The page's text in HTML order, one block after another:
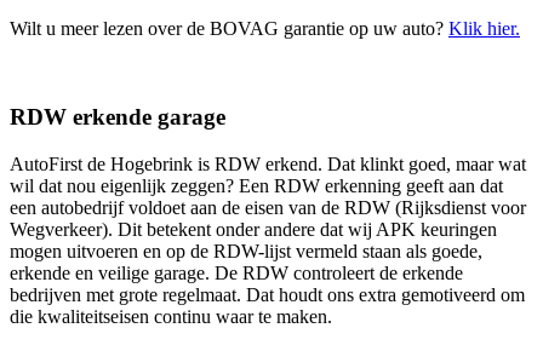
Wilt u meer lezen over de BOVAG garantie op uw auto? Klik hier.
RDW erkende garage
AutoFirst de Hogebrink is RDW erkend. Dat klinkt goed, maar wat
wil dat nou eigenlijk zeggen? Een RDW erkenning geeft aan dat
een autobedrijf voldoet aan de eisen van de RDW (Rijksdienst voor
Wegverkeer). Dit betekent onder andere dat wij APK keuringen
mogen uitvoeren en op de RDW-lijst vermeld staan als goede,
erkende en veilige garage. De RDW controleert de erkende
bedrijven met grote regelmaat. Dat houdt ons extra gemotiveerd om
die kwaliteitseisen continu waar te maken.